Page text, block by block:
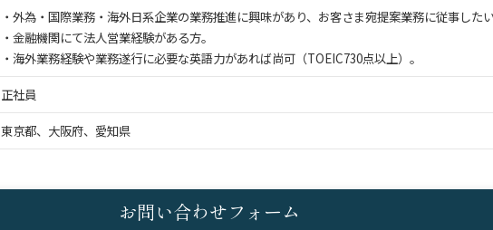
・外為・国際業務・海外日系企業の業務推進に興味があり、お客さま宛提案業務に従事したい
・金融機関にて法人営業経験がある方。
・海外業務経験や業務遂行に必要な英語力があれば尚可（TOEIC730点以上）。
正社員
東京都、大阪府、愛知県
お問い合わせフォーム